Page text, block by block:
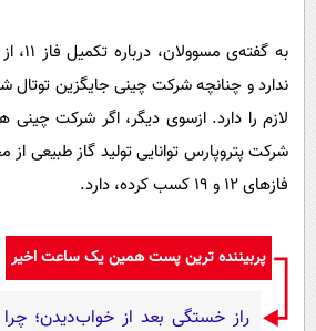
به
ندارد و چنانچه شرکت چینی جایگزین
لازم را دارد. ازسوی دیگر، اگر شرکت چینی
شرکت پتروپارس توانایی تولید گاز طبیعی از
فازهای ۱۲ و ۱۹ کسب کرده، دارد.
پربیننده ترین پست همین یک ساعت اخیر
راز خستگی بعد از خواب‌دیدن؛